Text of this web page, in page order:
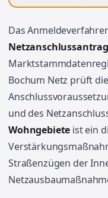
Das
Netzanschlussantrag
Bochum Netz prüft
und des
Wohngebiete ist ein
Straßenzügen der